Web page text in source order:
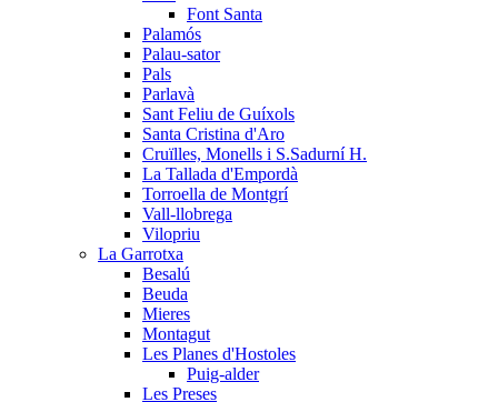
Font Santa
Palamós
Palau-sator
Pals
Parlavà
Sant Feliu de Guíxols
Santa Cristina d'Aro
Cruïlles, Monells i S.Sadurní H.
La Tallada d'Empordà
Torroella de Montgrí
Vall-llobrega
Vilopriu
La Garrotxa
Besalú
Beuda
Mieres
Montagut
Les Planes d'Hostoles
Puig-alder
Les Preses